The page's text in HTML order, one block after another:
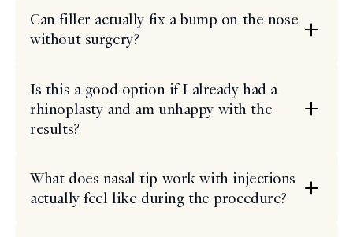
Can filler actually fix a bump on the nose
without surgery?
Is this a good option if I already had a
rhinoplasty and am unhappy with the
results?
What does nasal tip work with injections
actually feel like during the procedure?